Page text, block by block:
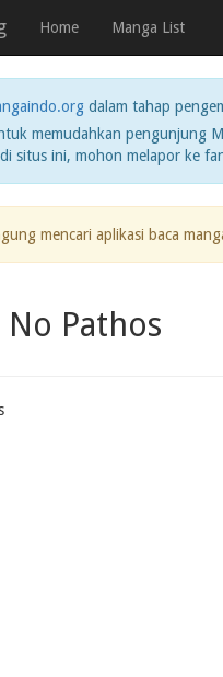
Home Manga List
dalam tahap
memudahkan pengunjung
situs ini, mohon melapor ke
mencari aplikasi baca
No Pathos